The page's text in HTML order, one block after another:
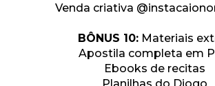
Venda criativa
BÔNUS 10: Materiais
Apostila completa em
Ebooks de recitas
Planilhas do Diogo